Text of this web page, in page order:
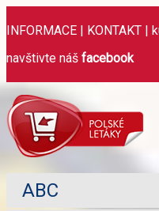
INFORMACE | KONTAKT |
navštivte náš facebook
ABC